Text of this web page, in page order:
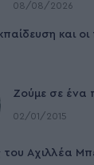
08/08/2026
και οι
Ζούμε σε ένα
02/01/2015
του Αχιλλέα